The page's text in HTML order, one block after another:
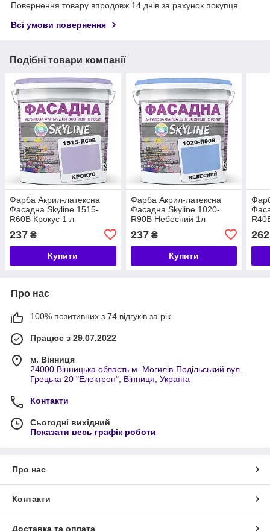
Повернення товару впродовж 14 днів за рахунок покупця
Всі умови повернення
Подібні товари компанії
Фарба Акрил-латексна
Фасадна Skyline 1515-
R60B Крокус 1 л
237 ₴
Купити
Фарба Акрил-латексна
Фасадна Skyline 1020-
R90B Небесний 1л
237₴
Купити
262
Про нас
100% позитивних з 74 відгуків за рік
Працює з 29.07.2022
м. Вінниця
24000 Вінницька область м. Могилів-Подільський вул.
Грецька 20 "Електрон", Вінниця, Україна
Контакти
Сьогодні вихідний
Показати весь графік роботи
Про нас
Контакти
Доставка та оплата